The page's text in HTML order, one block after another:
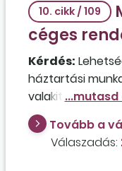
10. cikk / 109
céges
Kérdés:
háztartási
valakit céges
az alkalmazó
lehet?
Tovább a
Válaszadás: